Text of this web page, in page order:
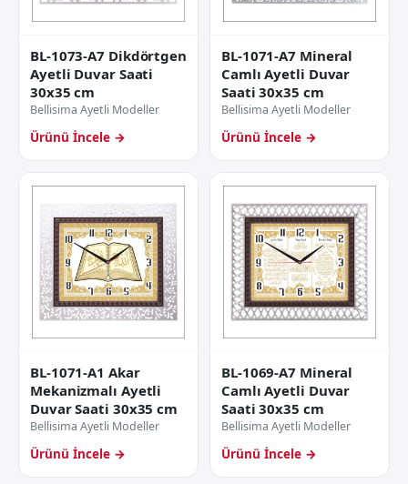
BL-1073-A7 Dikdörtgen
Ayetli Duvar Saati
30x35 cm
Bellisima Ayetli Modeller
Ürünü İncele →
BL-1071-A7 Mineral
Camlı Ayetli Duvar
Saati 30x35 cm
Bellisima Ayetli Modeller
Ürünü İncele →
BL-1071-A1 Akar
Mekanizmalı Ayetli
Duvar Saati 30x35 cm
Bellisima Ayetli Modeller
Ürünü İncele →
BL-1069-A7 Mineral
Camlı Ayetli Duvar
Saati 30x35 cm
Bellisima Ayetli Modeller
Ürünü İncele →